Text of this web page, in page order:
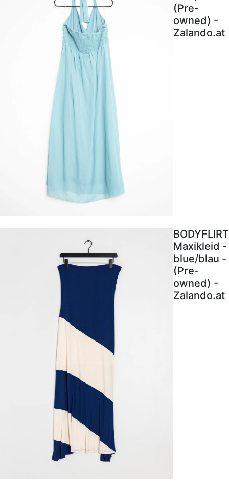
(Pre-
owned) -
Zalando.at
BODYFLIRT
Maxikleid -
blue/blau -
(Pre-
owned) -
Zalando.at